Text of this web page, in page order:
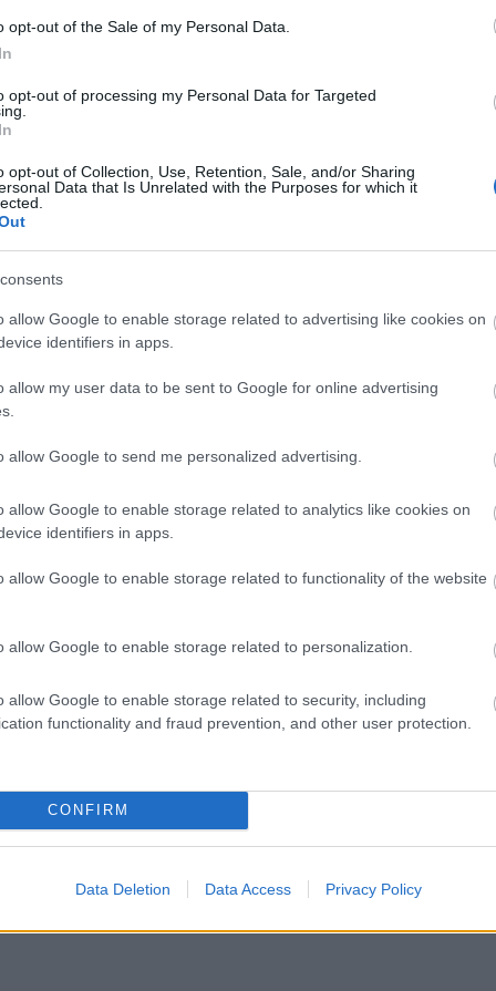
opt-out of the Sale of my Personal Data.
opt-out of processing my Personal Data for Targeted
opt-out of Collection, Use, Retention, Sale, and/or Sharing
Data that Is Unrelated with the Purposes for which it
allow Google to enable storage related to advertising like cookies on
identifiers in apps.
allow my user data to be sent to Google for online advertising
allow Google to send me personalized advertising.
allow Google to enable storage related to analytics like cookies on
identifiers in apps.
allow Google to enable storage related to functionality of the website
allow Google to enable storage related to personalization.
allow Google to enable storage related to security, including
functionality and fraud prevention, and other user protection.
CONFIRM
Data Deletion Data Access Privacy Policy
τηλέφωνο και αφού επιβεβαιώνει ότι ο
και ότι ο Μπόνγκα θα είναι σήμερα στην
έρθει σε λίγο στο γραφείο! Οκ!».